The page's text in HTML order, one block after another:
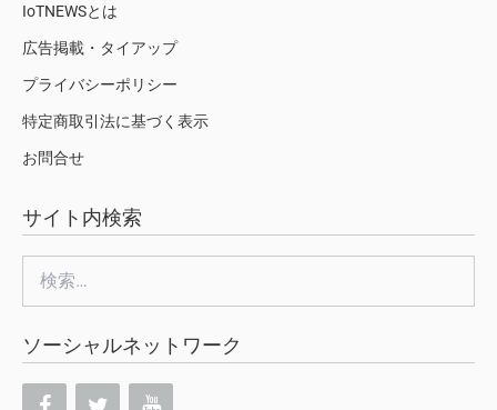
IoTNEWSとは
広告掲載・タイアップ
プライバシーポリシー
特定商取引法に基づく表示
お問合せ
サイト内検索
ソーシャルネットワーク